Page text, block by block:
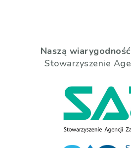
Naszą wiarygodność
Stowarzyszenie